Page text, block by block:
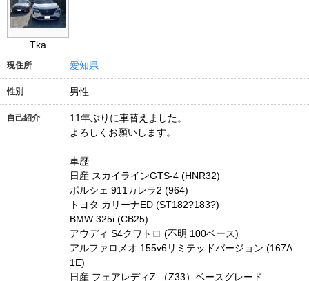
Tka
現住所 愛知県
性別 男性
自己紹介
11年ぶりに車替えました。
よろしくお願いします。
車歴
日産 スカイラインGTS-4 (HNR32)
ポルシェ 911カレラ2 (964)
トヨタ カリーナED (ST182?183?)
BMW 325i (CB25)
アウディ S4クワトロ (不明 100ベース)
アルファロメオ 155v6リミテッドバージョン (167A
1E)
日産 フェアレディZ （Z33）ベースグレード